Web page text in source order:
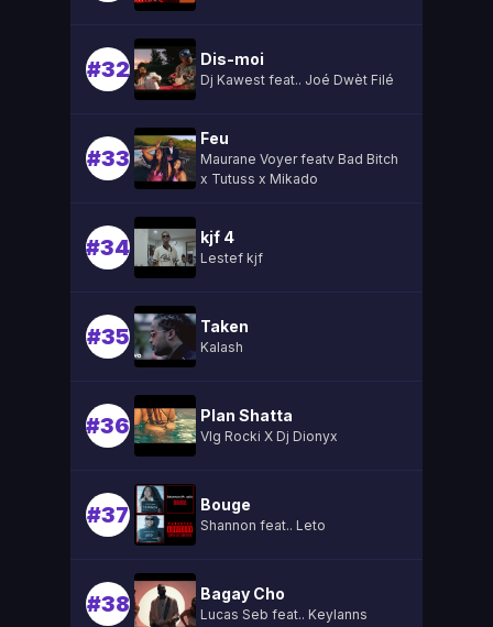
#32 Dis-moi
Dj Kawest feat.. Joé Dwèt Filé
#33
Feu
Maurane Voyer featv Bad Bitch
x Tutuss x Mikado
#34 kjf 4
Lestef kjf
#35 Taken
Kalash
#36 Plan Shatta
Vlg Rocki X Dj Dionyx
#37 Bouge
Shannon feat.. Leto
#38 Bagay Cho
Lucas Seb feat.. Keylanns